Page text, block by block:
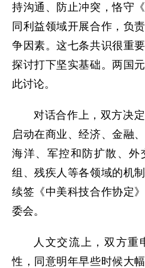
持沟通、防止冲突，恪守
同利益领域开展合作，负
争因素。这七条共识很重
探讨打下坚实基础。两国
此讨论。
对话合作上，双方决
启动在商业、经济、金融
海洋、军控和防扩散、外
组、残疾人等各领域的机
续签《中美科技合作协定
委会。
人文交流上，双方重
性，同意明年早些时候大